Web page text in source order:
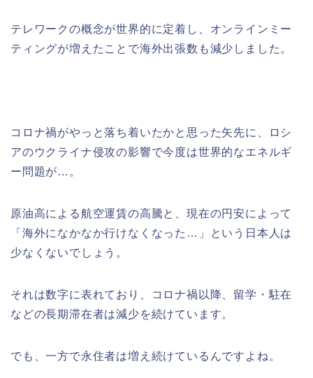
テレワークの概念が世界的に定着し、オンラインミー
ティングが増えたことで海外出張数も減少しました。
コロナ禍がやっと落ち着いたかと思った矢先に、ロシ
アのウクライナ侵攻の影響で今度は世界的なエネルギ
ー問題が…。
原油高による航空運賃の高騰と、現在の円安によって
「海外になかなか行けなくなった…」という日本人は
少なくないでしょう。
それは数字に表れており、コロナ禍以降、留学・駐在
などの長期滞在者は減少を続けています。
でも、一方で永住者は増え続けているんですよね。